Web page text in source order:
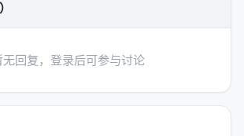
3.
检索、迭代检索、并行子查询、早停
vs Traditional: Comparing Search
无回复，登录后可参与讨论